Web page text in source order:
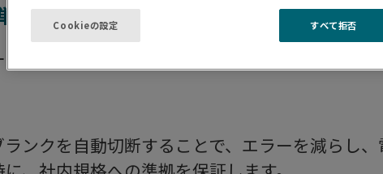
に追加
ントをすばやく検索し、挿入できます。
ンクを自動切断することで、エラーを減らし、
Cookieの設定 すべて拒否